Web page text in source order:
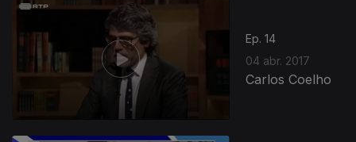
Ep. 14
04 abr. 2017
Carlos Coelho